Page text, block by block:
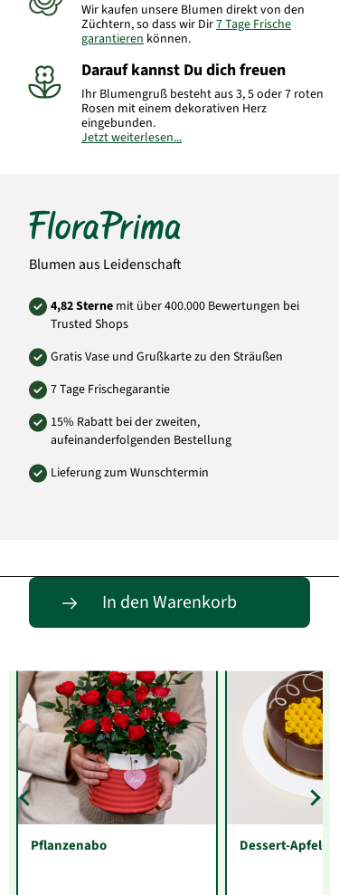
Wir kaufen unsere Blumen direkt von den
Züchtern, so dass wir Dir7 Tage Frische
garantieren können.
Darauf kannst Du dich freuen
Ihr Blumengruß besteht aus 3, 5 oder 7 roten
Rosen mit einem dekorativen Herz
eingebunden.
Jetzt weiterlesen...
Blumen aus Leidenschaft
4,82 Sterne mit über 400.000 Bewertungen bei
Trusted Shops
Gratis Vase und Grußkarte zu den Sträußen
7 Tage Frischegarantie
15% Rabatt bei der zweiten,
aufeinanderfolgenden Bestellung
Lieferung zum Wunschtermin
In den Warenkorb
Entdecke passende Alternativen
Pflanzenabo Dessert-Apfel-